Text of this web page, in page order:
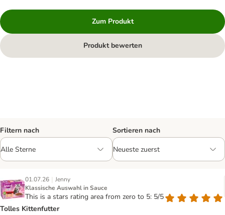
Zum Produkt
Produkt bewerten
Filtern nach Sortieren nach
01.07.26 | Jenny
Klassische Auswahl in Sauce
This is a stars rating area from zero to 5: 5/5
Tolles Kittenfutter